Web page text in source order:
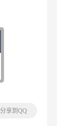
分享到QQ